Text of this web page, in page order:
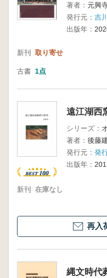
著者： 元興
発行元： 吉
出版年：
新刊 取り寄せ
古書 1点
遠江湖西
シリーズ：
著者： 後藤
発行元： 発
出版年：
新刊 在庫なし
再入
縄文時代